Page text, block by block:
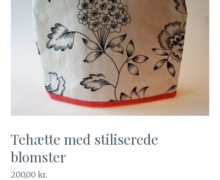
Tehætte med stiliserede
blomster
200,00kr.